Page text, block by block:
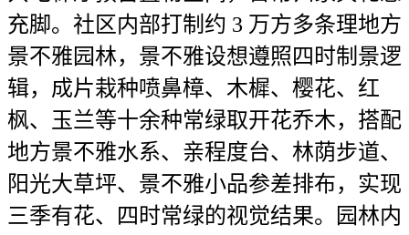
充脚。社区内部打制约 3 万方多条理地方
景不雅园林，景不雅设想遵照四时制景逻
辑，成片栽种喷鼻樟、木樨、樱花、红
枫、玉兰等十余种常绿取开花乔木，搭配
地方景不雅水系、亲程度台、林荫步道、
阳光大草坪、景不雅小品参差排布，实现
三季有花、四时常绿的视觉结果。园林内